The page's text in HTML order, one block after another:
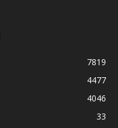
7819
4477
4046
33